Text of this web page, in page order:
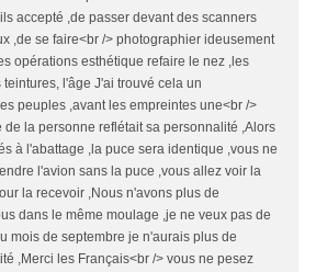
accepté ,de passer devant des scanners
,de se faire<br /> photographier ideusement
opérations esthétique refaire le nez ,les
l'âge J'ai trouvé cela un
peuples ,avant les empreintes une<br />
de la personne reflétait sa personnalité ,Alors
à l'abattage ,la puce sera identique ,vous ne
l'avion sans la puce ,vous allez voir la
la recevoir ,Nous n'avons plus de
dans le même moulage ,je ne veux pas de
mois de septembre je n'aurais plus de
,Merci les Français<br /> vous ne pesez